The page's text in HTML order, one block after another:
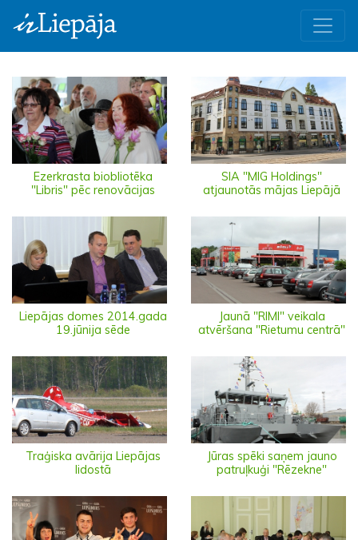
Ezerkrasta biobliotēka
"Libris" pēc renovācijas
SIA "MIG Holdings"
atjaunotās mājas Liepājā
Liepājas domes 2014.gada
19.jūnija sēde
Jaunā "RIMI" veikala
atvēršana "Rietumu centrā"
Traģiska avārija Liepājas
lidostā
Jūras spēki saņem jauno
patruļkuģi "Rēzekne"